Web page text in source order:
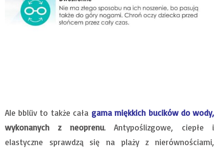
Ale bblüv to także cała gama miękkich bucików do wody,
wykonanych z neoprenu. Antypoślizgowe, ciepłe i
elastyczne sprawdzą się na plaży z nierównościami,